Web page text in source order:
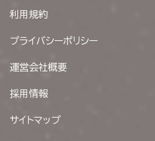
利用規約
プライバシーポリシー
運営会社概要
採用情報
サイトマップ